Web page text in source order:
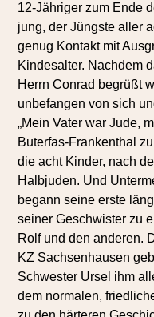
12-Jähriger zum Ende
jung, der Jüngste aller
genug Kontakt mit
Kindesalter. Nachdem
Herrn Conrad begrüßt
unbefangen von sich
„Mein Vater war Jude,
Buterfas-Frankenthal
die acht Kinder, nach
Halbjuden. Und
begann seine erste
seiner Geschwister zu
Rolf und den anderen.
KZ Sachsenhausen
Schwester Ursel ihm
dem normalen,